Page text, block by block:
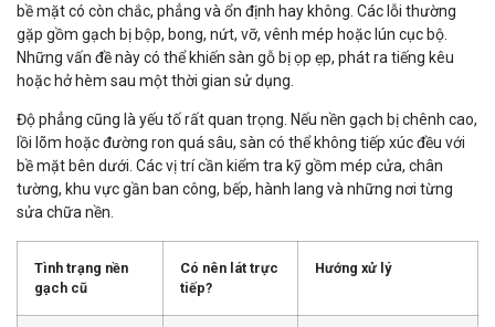
bề mặt có còn chắc, phẳng và ổn định hay không. Các lỗi thường
gặp gồm gạch bị bộp, bong, nứt, vỡ, vênh mép hoặc lún cục bộ.
Những vấn đề này có thể khiến sàn gỗ bị ọp ẹp, phát ra tiếng kêu
hoặc hở hèm sau một thời gian sử dụng.
Độ phẳng cũng là yếu tố rất quan trọng. Nếu nền gạch bị chênh cao,
lồi lõm hoặc đường ron quá sâu, sàn có thể không tiếp xúc đều với
bề mặt bên dưới. Các vị trí cần kiểm tra kỹ gồm mép cửa, chân
tường, khu vực gần ban công, bếp, hành lang và những nơi từng
sửa chữa nền.
Tình trạng nền
gạch cũ
Có nên lát trực
tiếp?
Hướng xử lý